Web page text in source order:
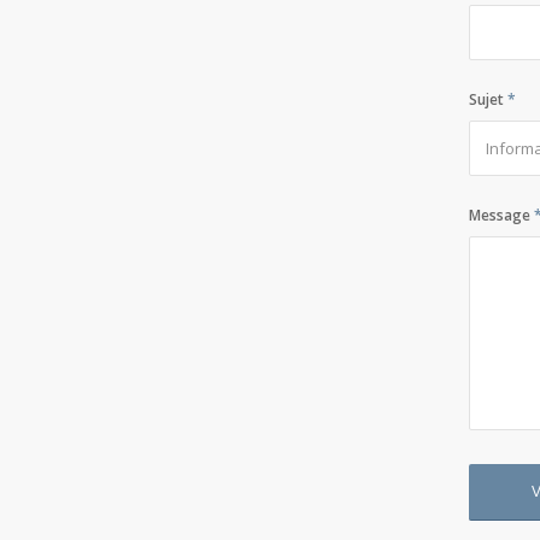
Sujet*
Message